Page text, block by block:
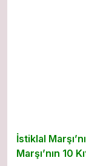
İstiklal
Marşı’nın 10